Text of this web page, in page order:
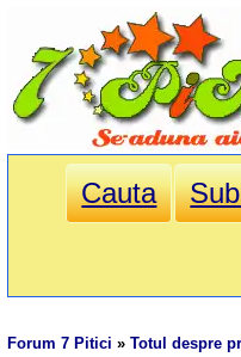
Cauta
Forum 7 Pitici »Totul despre